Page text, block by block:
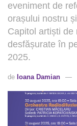
eveniment de
orașului nostru
Capitol artiști de
desfășurate în
2025.
de Ioana Damian